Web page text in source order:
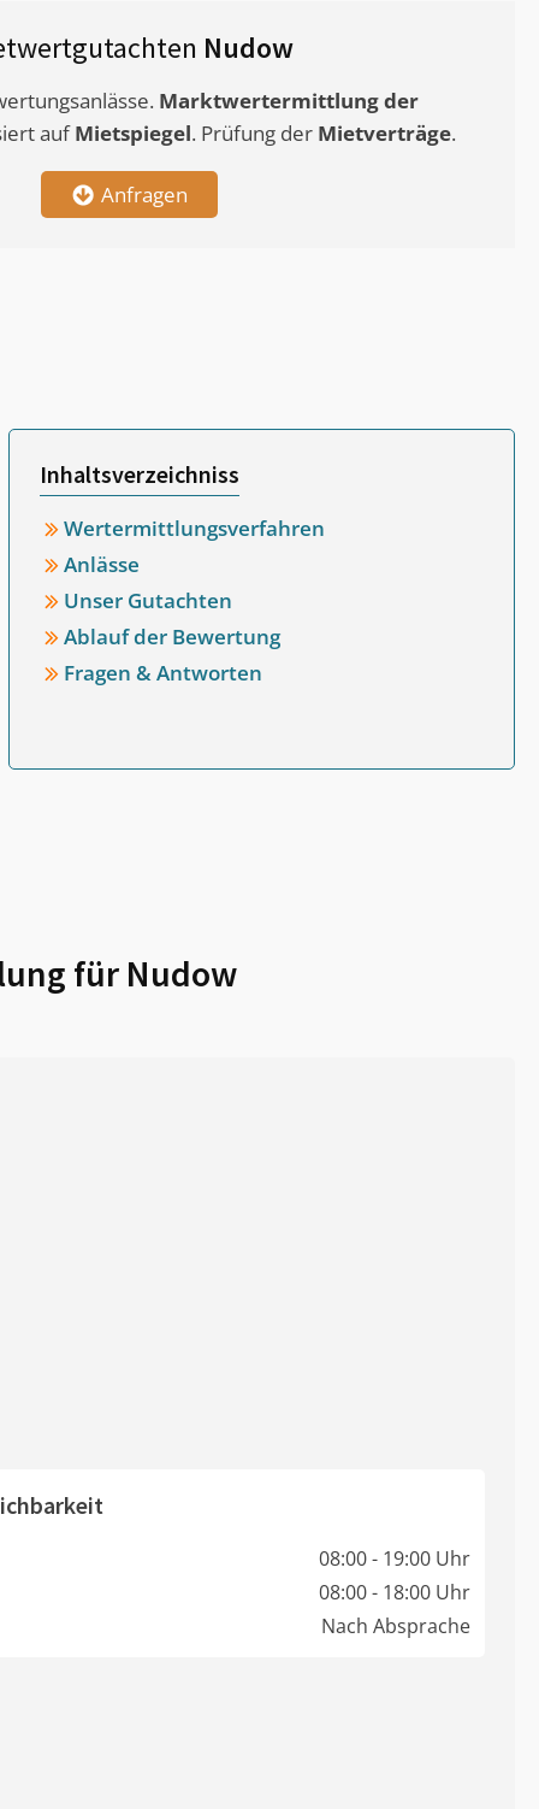
Nudow
Marktwertermittlungder
aufMietspiegel. Prüfung der Mietverträge.
Anfragen
Inhaltsverzeichniss
Wertermittlungsverfahren
Anlässe
Unser Gutachten
Ablauf der Bewertung
Fragen & Antworten
für Nudow
08:00 - 19:00 Uhr
08:00 - 18:00 Uhr
Nach Absprache